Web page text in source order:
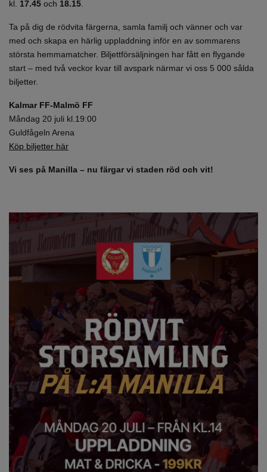
kl. 17.45 och 18.15
Ta på dig de rödvita färgerna, samla familj och vänner och var
med och skapa en härlig uppladdning inför en av sommarens
största hemmamatcher. Biljettförsäljningen har fått en flygande
start – med två veckor kvar till avspark närmar vi oss 5 000 sålda
biljetter.
Kalmar FF-Malmö FF
Måndag 20 juli kl.19:00
Guldfågeln Arena
Köp biljetter här
Vi ses på Manilla – nu färgar vi staden röd och vit!